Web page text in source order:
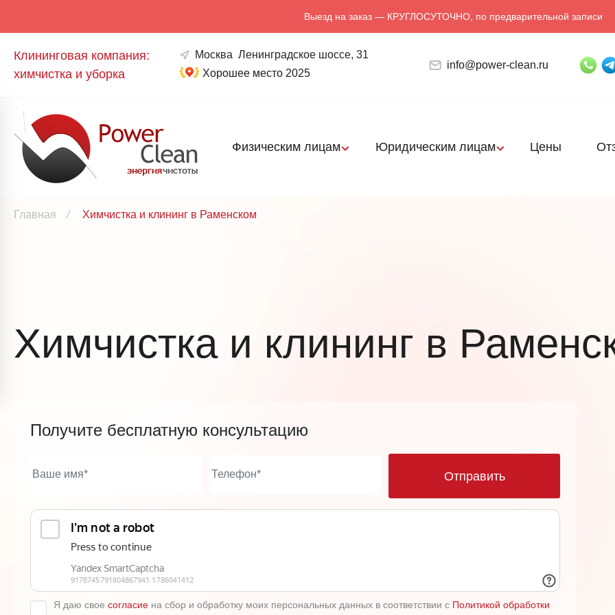
Выезд на заказ — КРУГЛОСУТОЧНО, по предварительной записи
Клининговая компания:
химчистка и уборка
Москва Ленинградское шоссе, 31
Хорошее место 2025
info@power-clean.ru
Физическим лицам Юридическим лицам Цены
Главная / Химчистка и клининг в Раменском
Химчистка и клининг в
Получите бесплатную консультацию
Отправить
Я даю свое согласие на сбор и обработку моих персональных данных в соответствии с Политикой обработки